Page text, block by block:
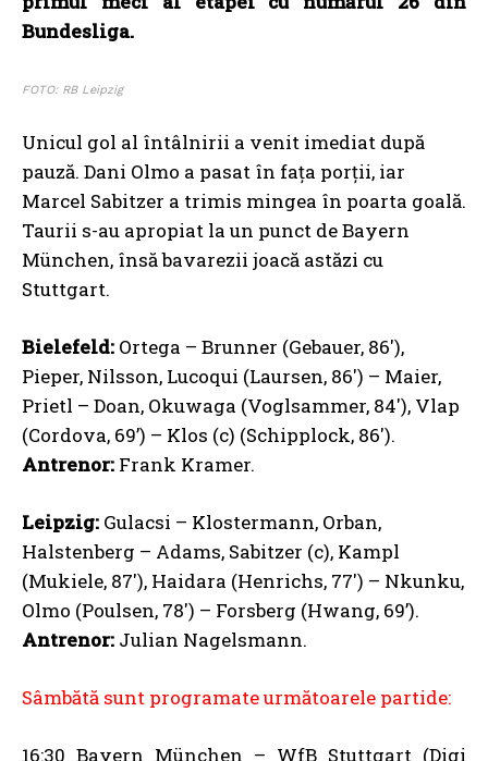
Bundesliga.
FOTO: RB Leipzig
Unicul gol al întâlnirii a venit imediat după
pauză. Dani Olmo a pasat în fața porții, iar
Marcel Sabitzer a trimis mingea în poarta goală.
Taurii s-au apropiat la un punct de Bayern
München, însă bavarezii joacă astăzi cu
Stuttgart.
Bielefeld: Ortega – Brunner (Gebauer, 86′),
Pieper, Nilsson, Lucoqui (Laursen, 86′) – Maier,
Prietl – Doan, Okuwaga (Voglsammer, 84′), Vlap
(Cordova, 69’) – Klos (c) (Schipplock, 86′).
Antrenor: Frank Kramer.
Leipzig: Gulacsi – Klostermann, Orban,
Halstenberg – Adams, Sabitzer (c), Kampl
(Mukiele, 87′), Haidara (Henrichs, 77′) – Nkunku,
Olmo (Poulsen, 78′) – Forsberg (Hwang, 69’).
Antrenor: Julian Nagelsmann.
Sâmbătă sunt programate următoarele partide:
16:30 Bayern München – WfB Stuttgart (Digi